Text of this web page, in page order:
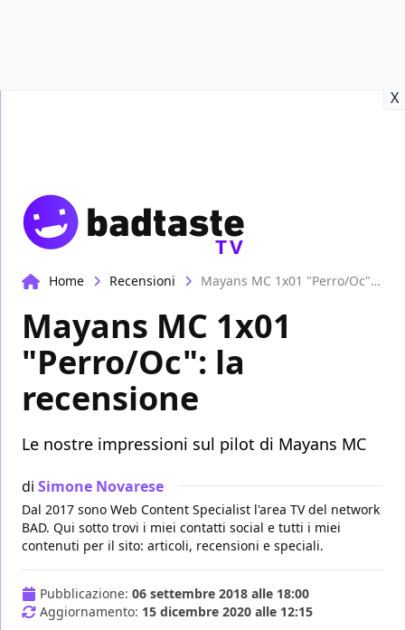
X
TV
Home Recensioni Mayans MC 1x01 "Perro/Oc": la recensione
Mayans MC 1x01
"Perro/Oc": la
recensione
Le nostre impressioni sul pilot di Mayans MC
di Simone Novarese
Dal 2017 sono Web Content Specialist l'area TV del network
BAD. Qui sotto trovi i miei contatti social e tutti i miei
contenuti per il sito: articoli, recensioni e speciali.
Pubblicazione: 06 settembre 2018 alle 18:00
Aggiornamento: 15 dicembre 2020 alle 12:15